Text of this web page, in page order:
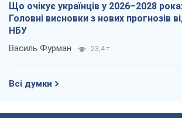
Що очікує українців у 2026–2028
Головні висновки з нових прогнозів
НБУ
Василь Фурман 23,4 т.
Всі думки